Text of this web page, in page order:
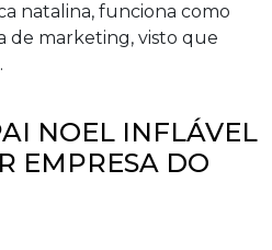
natalina, funciona como
de marketing, visto que
NOEL INFLÁVEL
EMPRESA DO